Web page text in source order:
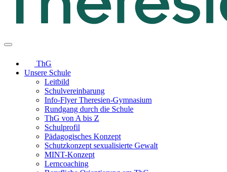
ThG
Unsere Schule
Leitbild
Schulvereinbarung
Info-Flyer Theresien-Gymnasium
Rundgang durch die Schule
ThG von A bis Z
Schulprofil
Pädagogisches Konzept
Schutzkonzept sexualisierte Gewalt
MINT-Konzept
Lerncoaching